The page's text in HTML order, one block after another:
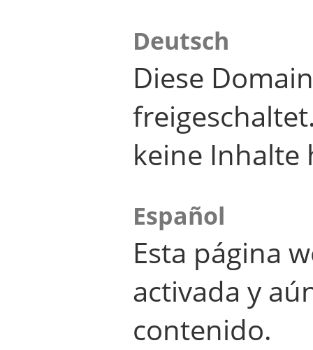
Deutsch
Diese
keine Inhalte
Español
Esta página
activada y
contenido.